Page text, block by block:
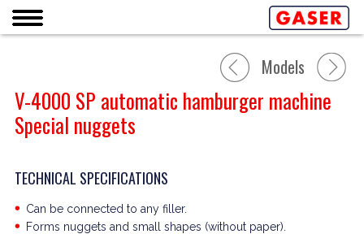
V-4000 SP automatic hamburger machine
Special nuggets
Models
TECHNICAL SPECIFICATIONS
Can be connected to any filler.
Forms nuggets and small shapes (without paper).